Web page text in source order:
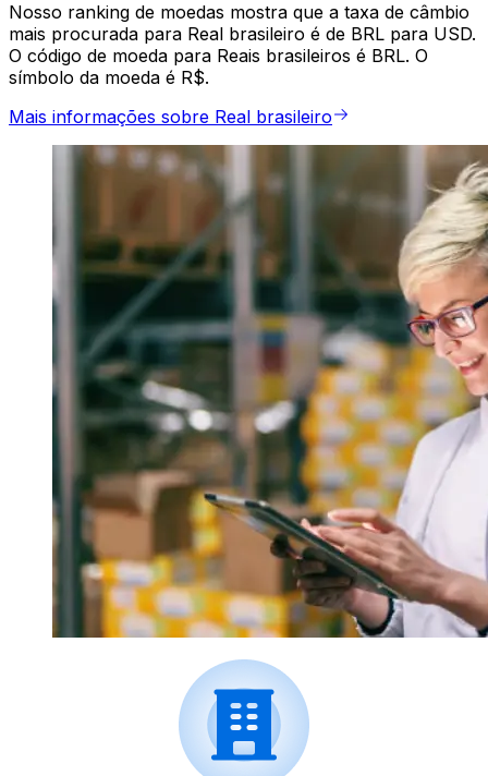
Nosso ranking de moedas mostra que a taxa de câmbio
mais procurada para Real brasileiro é de BRL para USD.
O código de moeda para Reais brasileiros é BRL. O
símbolo da moeda é R$.
Mais informações sobre Real brasileiro